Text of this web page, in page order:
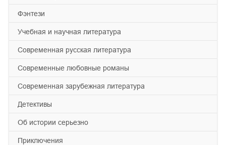
фэнтези
учебная и научная литература
современная русская литература
современные любовные романы
современная зарубежная литература
детективы
об истории серьезно
приключения